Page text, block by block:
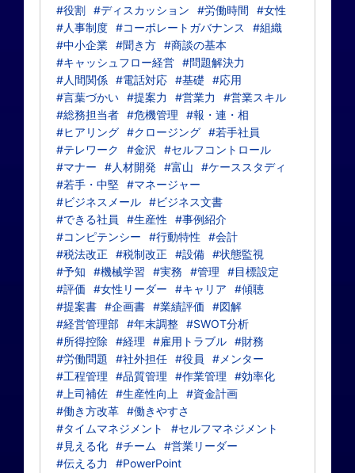
#役割 #ディスカッション #労働時間
#女性
#人事制度 #コーポレートガバナンス
#組織
#中小企業 #聞き方 #商談の基本
#キャッシュフロー経営 #問題解決力
#人間関係 #電話対応 #基礎
#応用
#言葉づかい #提案力 #営業力
#営業スキル
#総務担当者 #危機管理
#報・連・相
#ヒアリング #クロージング #若手社員
#テレワーク
#金沢
#セルフコントロール
#マナー
#人材開発 #富山
#ケーススタディ
#若手・中堅 #マネージャー
#ビジネスメール #ビジネス文書
#できる社員
#生産性
#事例紹介
#コンピテンシー
#行動特性
#会計
#税法改正
#税制改正 #設備 #状態監視
#予知
#機械学習 #実務 #管理
#目標設定
#評価
#女性リーダー #キャリア
#傾聴
#提案書 #企画書 #業績評価
#図解
#経営管理部 #年末調整 #SWOT分析
#所得控除
#経理 #雇用トラブル #財務
#労働問題
#社外担任 #役員
#メンター
#工程管理
#品質管理 #作業管理
#効率化
#上司補佐 #生産性向上
#資金計画
#働き方改革 #働きやすさ
#タイムマネジメント
#セルフマネジメント
#見える化 #チーム
#営業リーダー
#伝える力
#PowerPoint